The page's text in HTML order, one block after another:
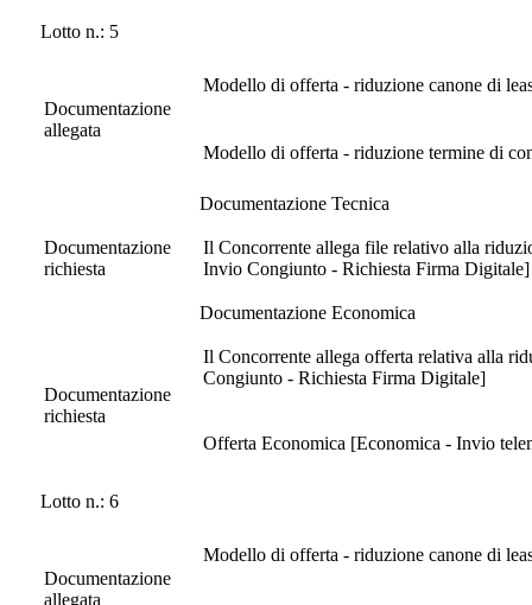
Lotto n.: 5
Documentazione
allegata
Modello di offerta - riduzione canone di
Modello di offerta - riduzione termine di
Documentazione Tecnica
Documentazione
richiesta
Il Concorrente allega file relativo alla
Invio Congiunto - Richiesta Firma Digitale]
Documentazione Economica
Documentazione
richiesta
Il Concorrente allega offerta relativa alla
Congiunto - Richiesta Firma Digitale]
Offerta Economica [Economica - Invio
Lotto n.: 6
Documentazione
allegata
Modello di offerta - riduzione canone di